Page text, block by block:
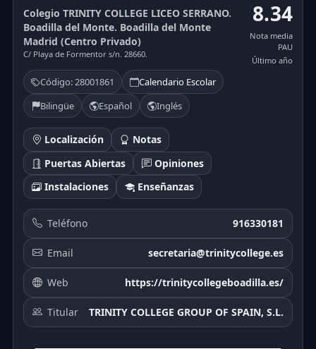
Colegio TRINITY COLLEGE LICEO SERRANO.
Boadilla del Monte. Boadilla del Monte
Madrid (Centro Privado)
C/ Playa de Formentor s/n. 28660.
Código: 28001861
Calendario Escolar
Bilingüe
Español Inglés
Localización
Notas
Puertas Abiertas
Opiniones
Instalaciones
Enseñanzas
8.34
Nota media
PAU
Último año
Teléfono 916330181
Email secretaria@trinitycollege.es
Web https://trinitycollegeboadilla.es/
Titular TRINITY COLLEGE GROUP OF SPAIN, S.L.